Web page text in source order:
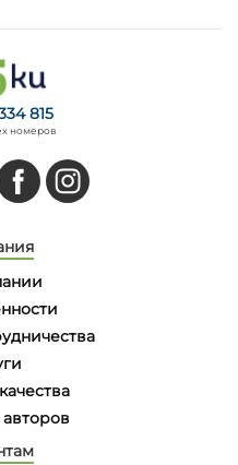
815
номеров